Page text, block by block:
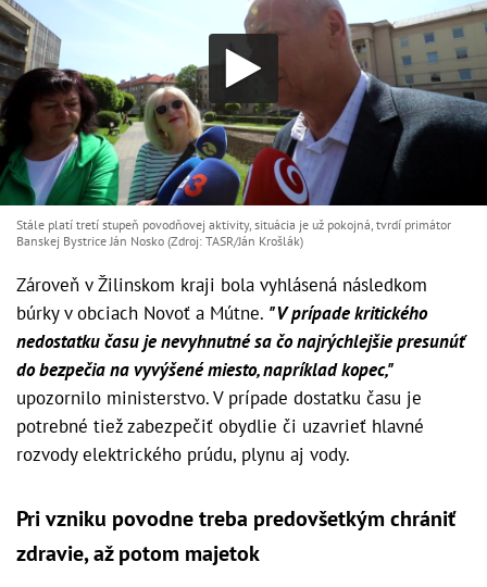
Stále platí tretí stupeň povodňovej aktivity, situácia je už pokojná, tvrdí primátor
Banskej Bystrice Ján Nosko (Zdroj: TASR/Ján Krošlák)
Zároveň v Žilinskom kraji bola vyhlásená následkom
búrky v obciach Novoť a Mútne. "V prípade kritického
nedostatku času je nevyhnutné sa čo najrýchlejšie presunúť
do bezpečia na vyvýšené miesto, napríklad kopec,"
upozornilo ministerstvo. V prípade dostatku času je
potrebné tiež zabezpečiť obydlie či uzavrieť hlavné
rozvody elektrického prúdu, plynu aj vody.
Pri vzniku povodne treba predovšetkým chrániť
zdravie, až potom majetok